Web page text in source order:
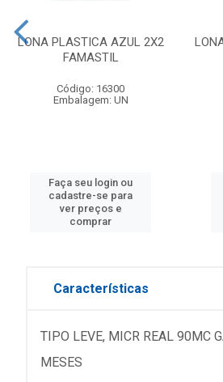
LONA PLASTICA AZUL 2X2
FAMASTIL
Código: 16300
Embalagem: UN
Faça seu login ou
cadastre-se para
ver preços e
comprar
Características
TIPO LEVE, MICR REAL 90MC
MESES